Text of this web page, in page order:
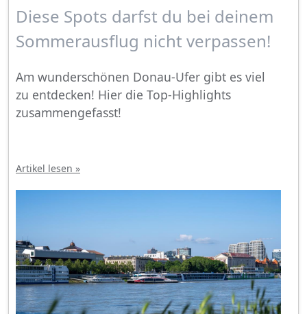
Diese Spots darfst du bei deinem
Sommerausflug nicht verpassen!
Am wunderschönen Donau-Ufer gibt es viel
zu entdecken! Hier die Top-Highlights
zusammengefasst!
Artikel lesen »